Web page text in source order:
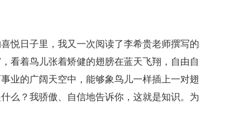
悦日子里，我又一次阅读了李希贵老师撰写的
看着鸟儿张着矫健的翅膀在蓝天飞翔，自由自
业的广阔天空中，能够象鸟儿一样插上一对翅
么？我骄傲、自信地告诉你，这就是知识。为